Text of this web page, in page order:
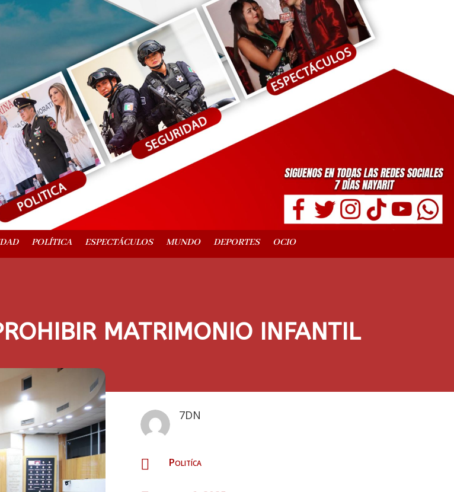
POLÍTICA ESPECTÁCULOS MUNDO DEPORTES OCIO
MATRIMONIO INFANTIL
7DN
 Politíca